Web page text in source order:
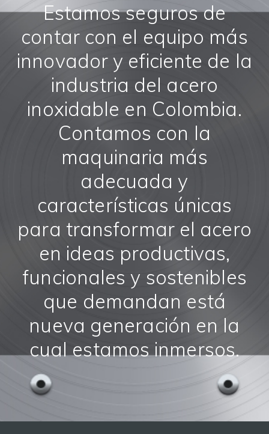
Estamos seguros de
contar con el equipo más
innovador y eficiente de la
industria del acero
inoxidable en Colombia.
Contamos con la
maquinaria más
adecuada y
características únicas
para transformar el acero
en ideas productivas,
funcionales y sostenibles
que demandan está
nueva generación en la
cual estamos inmersos.